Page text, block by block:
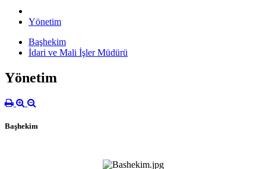
Yönetim
Başhekim
İdari ve Mali İşler Müdürü
Yönetim
Başhekim